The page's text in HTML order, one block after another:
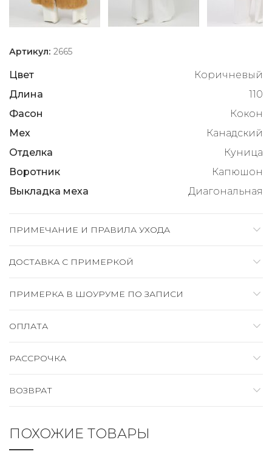
Артикул: 2665
Цвет
Коричневый
Длина
110
Фасон
Кокон
Мех
Канадский
Отделка
Куница
Воротник
Капюшон
Выкладка меха
Диагональная
ПРИМЕЧАНИЕ И ПРАВИЛА УХОДА
ДОСТАВКА C ПРИМЕРКОЙ
ПРИМЕРКА В ШОУРУМЕ ПО ЗАПИСИ
ОПЛАТА
РАССРОЧКА
ВОЗВРАТ
ПОХОЖИЕ ТОВАРЫ